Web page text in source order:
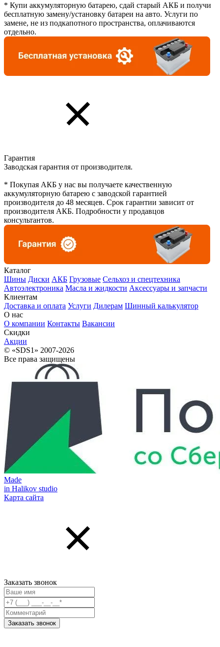
* Купи аккумуляторную батарею, сдай старый АКБ и получи
бесплатную замену/установку батареи на авто. Услуги по
замене, не из подкапотного пространства, оплачиваются
отдельно.
Гарантия
Заводская гарантия от производителя.
* Покупая АКБ у нас вы получаете качественную
аккумуляторную батарею с заводской гарантией
производителя до 48 месяцев. Срок гарантии зависит от
производителя АКБ. Подробности у продавцов
консультантов.
Каталог
Шины Диски АКБ Грузовые Сельхоз и спецтехника
Автоэлектроника Масла и жидкости Аксессуары и запчасти
Клиентам
Доставка и оплата Услуги Дилерам Шинный калькулятор
О нас
О компании Контакты Вакансии
Скидки
Акции
© «SDS1» 2007-2026
Все права защищены
Made
in Halikov studio
Карта сайта
Заказать звонок